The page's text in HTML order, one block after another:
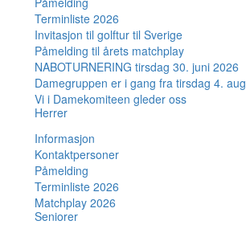
Terminliste 2026
Invitasjon til golftur til Sverige
Påmelding til årets matchplay
NABOTURNERING tirsdag 30. juni 2026
Damegruppen er i gang fra tirsdag 4. aug
Vi i Damekomiteen gleder oss
Herrer
Informasjon
Kontaktpersoner
Påmelding
Terminliste 2026
Matchplay 2026
Seniorer